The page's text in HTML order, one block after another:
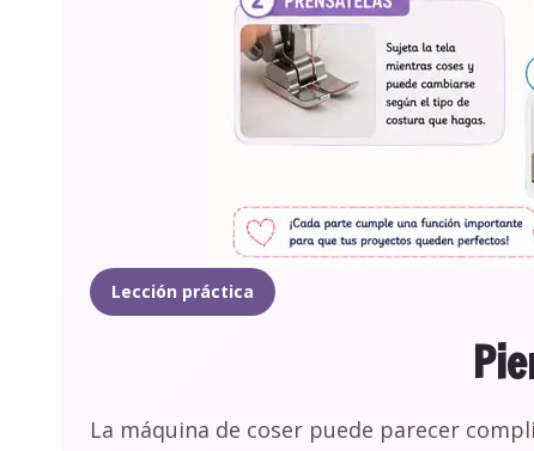
Lección práctica
La máquina de coser puede parecer